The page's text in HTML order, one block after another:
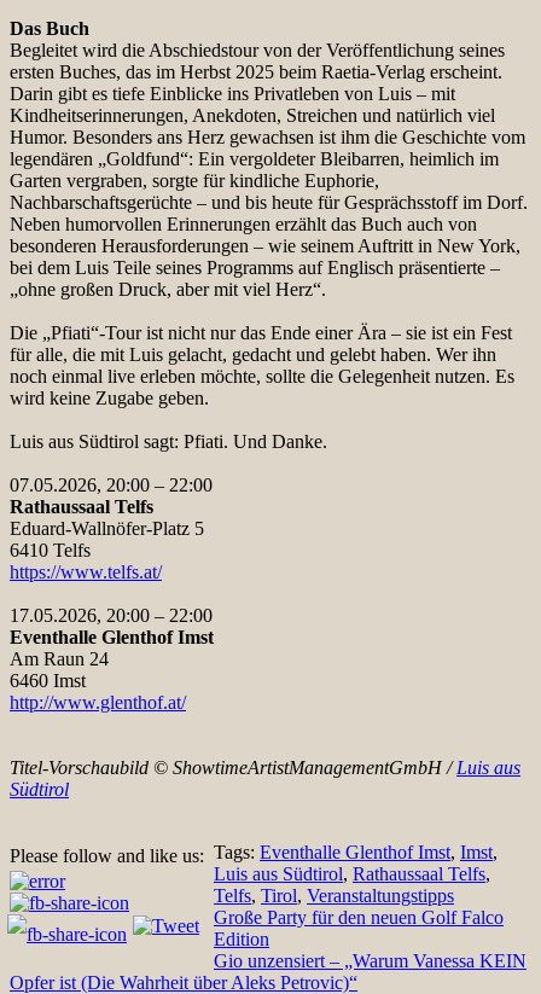
Das Buch
Begleitet wird die Abschiedstour von der Veröffentlichung seines
ersten Buches, das im Herbst 2025 beim Raetia-Verlag erscheint.
Darin gibt es tiefe Einblicke ins Privatleben von Luis – mit
Kindheitserinnerungen, Anekdoten, Streichen und natürlich viel
Humor. Besonders ans Herz gewachsen ist ihm die Geschichte vom
legendären „Goldfund“: Ein vergoldeter Bleibarren, heimlich im
Garten vergraben, sorgte für kindliche Euphorie,
Nachbarschaftsgerüchte – und bis heute für Gesprächsstoff im Dorf.
Neben humorvollen Erinnerungen erzählt das Buch auch von
besonderen Herausforderungen – wie seinem Auftritt in New York,
bei dem Luis Teile seines Programms auf Englisch präsentierte –
„ohne großen Druck, aber mit viel Herz“.
Die „Pfiati“-Tour ist nicht nur das Ende einer Ära – sie ist ein Fest
für alle, die mit Luis gelacht, gedacht und gelebt haben. Wer ihn
noch einmal live erleben möchte, sollte die Gelegenheit nutzen. Es
wird keine Zugabe geben.
Luis aus Südtirol sagt: Pfiati. Und Danke.
07.05.2026, 20:00 – 22:00
Rathaussaal Telfs
Eduard-Wallnöfer-Platz 5
6410 Telfs
https://www.telfs.at/
17.05.2026, 20:00 – 22:00
Eventhalle Glenthof Imst
Am Raun 24
6460 Imst
http://www.glenthof.at/
Titel-Vorschaubild © ShowtimeArtistManagementGmbH /Luis aus
Südtirol
Please follow and like us: Tags: Eventhalle Glenthof Imst, Imst,
Luis aus Südtirol, Rathaussaal Telfs,
Telfs, Tirol, Veranstaltungstipps
BeitragsnavigationGroße Party für den neuen Golf Falco
Edition
Gio unzensiert – „Warum Vanessa KEIN
Opfer ist (Die Wahrheit über Aleks Petrovic)“